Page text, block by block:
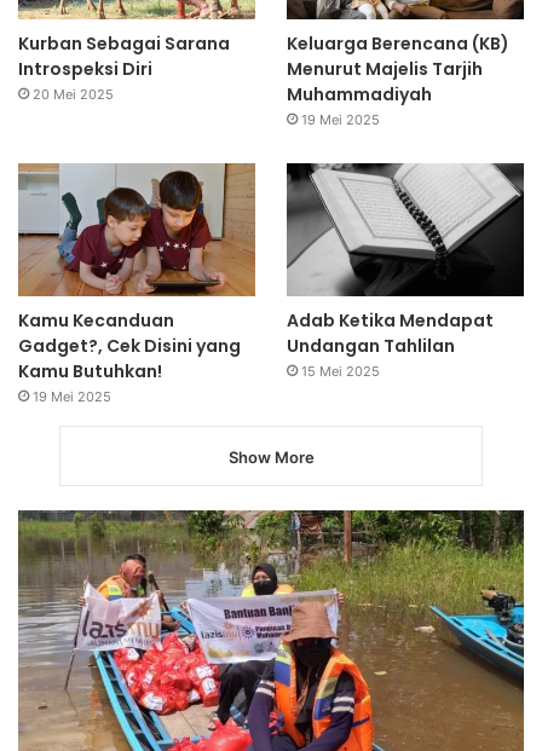
Kurban Sebagai Sarana
Introspeksi Diri
20 Mei 2025
Keluarga Berencana (KB)
Menurut Majelis Tarjih
Muhammadiyah
19 Mei 2025
Kamu Kecanduan
Gadget?, Cek Disini yang
Kamu Butuhkan!
19 Mei 2025
Adab Ketika Mendapat
Undangan Tahlilan
15 Mei 2025
Show More